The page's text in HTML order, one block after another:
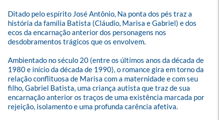
Ditado pelo espírito José Antônio, Na ponta dos pés traz a
história da família Batista (Cláudio, Marisa e Gabriel) e dos
ecos da encarnação anterior dos personagens nos
desdobramentos trágicos que os envolvem.
Ambientado no século 20 (entre os últimos anos da década de
1980 e início da década de 1990), o romance gira em torno da
relação conflituosa de Marisa com a maternidade e com seu
filho, Gabriel Batista, uma criança autista que traz de sua
encarnação anterior os traços de uma existência marcada por
rejeição, isolamento e uma profunda carência afetiva.